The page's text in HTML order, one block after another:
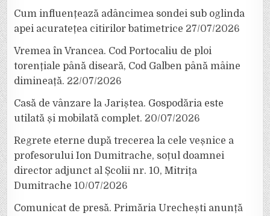
Cum influențează adâncimea sondei sub oglinda
apei acuratețea citirilor batimetrice 27/07/2026
Vremea în Vrancea. Cod Portocaliu de ploi
torențiale până diseară, Cod Galben până mâine
dimineață. 22/07/2026
Casă de vânzare la Jariștea. Gospodăria este
utilată și mobilată complet. 20/07/2026
Regrete eterne după trecerea la cele veșnice a
profesorului Ion Dumitrache, soțul doamnei
director adjunct al Școlii nr. 10, Mitrița
Dumitrache 10/07/2026
Comunicat de presă. Primăria Urechești anunță